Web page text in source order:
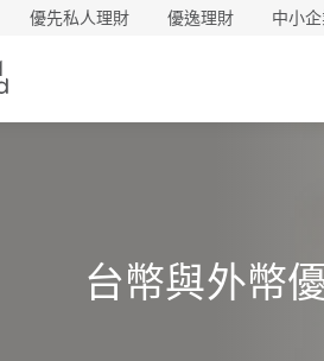
優先私人理財 優逸理財 中小
台幣與外幣